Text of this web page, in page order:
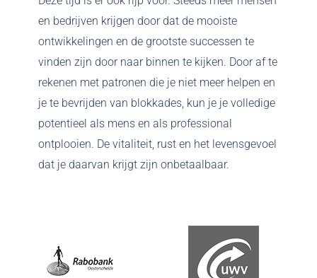
en bedrijven krijgen door dat de mooiste
ontwikkelingen en de grootste successen te
vinden zijn door naar binnen te kijken. Door af te
rekenen met patronen die je niet meer helpen en
je te bevrijden van blokkades, kun je je volledige
potentieel als mens en als professional
ontplooien. De vitaliteit, rust en het levensgevoel
dat je daarvan krijgt zijn onbetaalbaar.